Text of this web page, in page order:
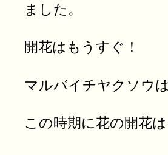
ました。
開花はもうすぐ！
マルバイチヤクソウ
この時期に花の開花